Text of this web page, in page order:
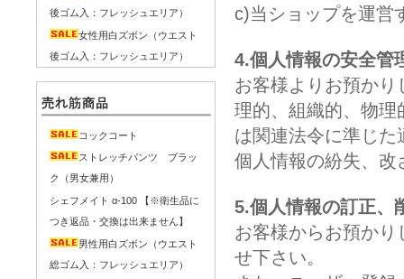
c)当ショップを運営
4.個人情報の安全管
お客様よりお預か
理的、組織的、物理
は関連法令に準じ
個人情報の紛失、改
5.個人情報の訂正、
お客様からお預か
せ下さい。
後ゴム入：フレッシュエリア）
女性用白ズボン（ウエスト
後ゴム入：フレッシュエリア）
コックコート
ストレッチパンツ ブラッ
ク（男女兼用）
シェフメイト α-100 【※衛生品に
つき返品・交換は出来ません】
男性用白ズボン（ウエスト
総ゴム入：フレッシュエリア）